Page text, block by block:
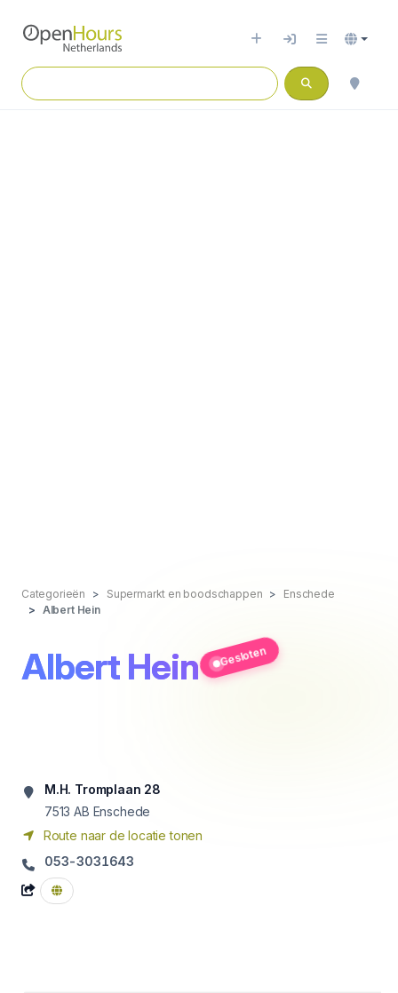
Categorieën Supermarkt en boodschappen
Enschede
Albert Hein
Albert Hein Gesloten
M.H. Tromplaan 28
7513 AB Enschede
Route naar de locatie tonen
053-3031643